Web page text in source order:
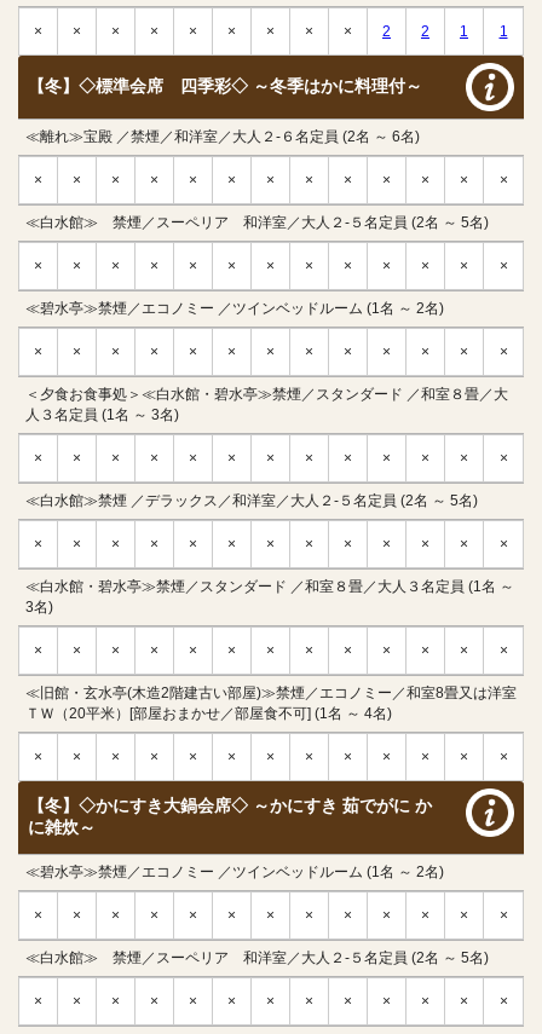
× × × × × × × × × 2 2 1 1
【冬】◇標準会席 四季彩◇ ～冬季はかに料理付～
≪離れ≫宝殿 ／禁煙／和洋室／大人２-６名定員 (2名 ～ 6名)
× × × × × × × × × × × × ×
≪白水館≫ 禁煙／スーペリア 和洋室／大人２-５名定員 (2名 ～ 5名)
× × × × × × × × × × × × ×
≪碧水亭≫禁煙／エコノミー ／ツインベッドルーム (1名 ～ 2名)
× × × × × × × × × × × × ×
＜夕食お食事処＞≪白水館・碧水亭≫禁煙／スタンダード ／和室８畳／大
人３名定員 (1名 ～ 3名)
× × × × × × × × × × × × ×
≪白水館≫禁煙 ／デラックス／和洋室／大人２-５名定員 (2名 ～ 5名)
× × × × × × × × × × × × ×
≪白水館・碧水亭≫禁煙／スタンダード ／和室８畳／大人３名定員 (1名 ～
3名)
× × × × × × × × × × × × ×
≪旧館・玄水亭(木造2階建古い部屋)≫禁煙／エコノミー／和室8畳又は洋室
ＴＷ（20平米）[部屋おまかせ／部屋食不可] (1名 ～ 4名)
× × × × × × × × × × × × ×
【冬】◇かにすき大鍋会席◇ ～かにすき 茹でがに か
に雑炊～
≪碧水亭≫禁煙／エコノミー ／ツインベッドルーム (1名 ～ 2名)
× × × × × × × × × × × × ×
≪白水館≫ 禁煙／スーペリア 和洋室／大人２-５名定員 (2名 ～ 5名)
× × × × × × × × × × × × ×